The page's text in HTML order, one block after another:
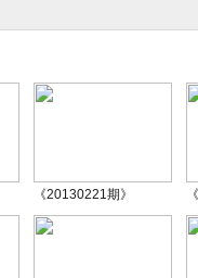
《20130221期》